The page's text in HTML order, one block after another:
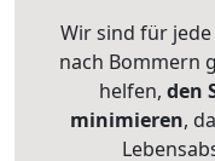
Wir sind für
nach Bommern
helfen, den
minimieren,